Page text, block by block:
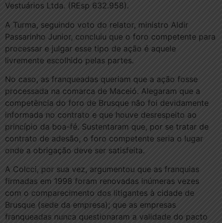
Vestuários Ltda. (REsp 632.958).
A Turma, seguindo voto do relator, ministro Aldir
Passarinho Junior, concluiu que o foro competente para
processar e julgar esse tipo de ação é aquele
livremente escolhido pelas partes.
No caso, as franqueadas queriam que a ação fosse
processada na comarca de Maceió. Alegaram que a
competência do foro de Brusque não foi devidamente
informada no contrato e que houve desrespeito ao
princípio da boa-fé. Sustentaram que, por se tratar de
contrato de adesão, o foro competente seria o lugar
onde a obrigação deve ser satisfeita.
A Colcci, por sua vez, argumentou que as franquias
firmadas em 1998 foram renovadas inúmeras vezes
com o comparecimento dos litigantes à cidade de
Brusque (sede da empresa); que as empresas
franqueadas nunca questionaram a validade do pacto